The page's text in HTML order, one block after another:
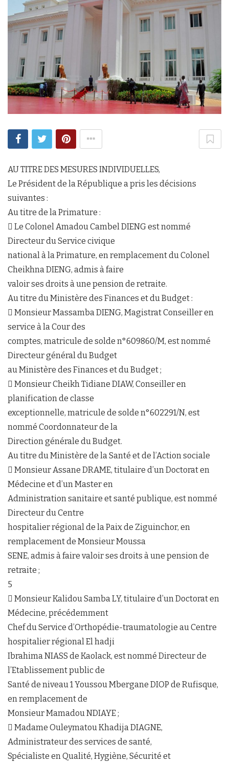
AU TITRE DES MESURES INDIVIDUELLES,
Le Président de la République a pris les décisions
suivantes :
Au titre de la Primature :
 Le Colonel Amadou Cambel DIENG est nommé
Directeur du Service civique
national à la Primature, en remplacement du Colonel
Cheikhna DIENG, admis à faire
valoir ses droits à une pension de retraite.
Au titre du Ministère des Finances et du Budget :
 Monsieur Massamba DIENG, Magistrat Conseiller en
service à la Cour des
comptes, matricule de solde n°609860/M, est nommé
Directeur général du Budget
au Ministère des Finances et du Budget ;
 Monsieur Cheikh Tidiane DIAW, Conseiller en
planification de classe
exceptionnelle, matricule de solde n°602291/N, est
nommé Coordonnateur de la
Direction générale du Budget.
Au titre du Ministère de la Santé et de l’Action sociale
 Monsieur Assane DRAME, titulaire d’un Doctorat en
Médecine et d’un Master en
Administration sanitaire et santé publique, est nommé
Directeur du Centre
hospitalier régional de la Paix de Ziguinchor, en
remplacement de Monsieur Moussa
SENE, admis à faire valoir ses droits à une pension de
retraite ;
5
 Monsieur Kalidou Samba LY, titulaire d’un Doctorat en
Médecine, précédemment
Chef du Service d’Orthopédie-traumatologie au Centre
hospitalier régional El hadji
Ibrahima NIASS de Kaolack, est nommé Directeur de
l’Etablissement public de
Santé de niveau 1 Youssou Mbergane DIOP de Rufisque,
en remplacement de
Monsieur Mamadou NDIAYE ;
 Madame Ouleymatou Khadija DIAGNE,
Administrateur des services de santé,
Spécialiste en Qualité, Hygiène, Sécurité et